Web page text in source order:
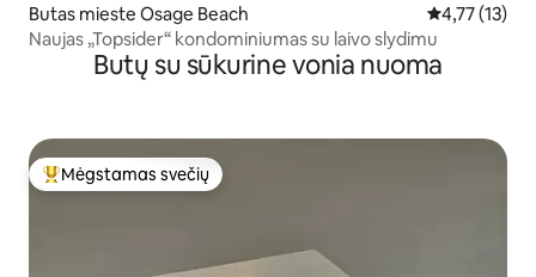
Butas mieste Osage Beach Vidutinis
4,77 (13)
Naujas „Topsider“ kondominiumas su laivo slydimu
Butų su sūkurine vonia nuoma
Svečių mėgstamiausias
Mėgstamas svečių